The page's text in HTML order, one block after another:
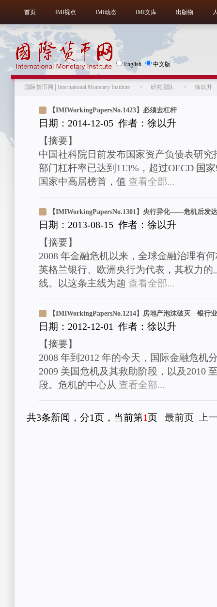
首页 IMI视点 IMI动态 IMI文库 出版物
English 中文版
国际货币网│International Monetary Institute > 研究团队 > 徐以升
【IMIWorkingPapersNo.1423】必须去杠杆
日期：2014-12-05 作者：徐以升
【摘要】
中国社科院日前发布国家资产负债表研
部门杠杆率已达到113%，超过OECD 国
国家中高居榜首，值 查看全部...
【IMIWorkingPapersNo.1301】央行异化——危机后发
日期：2013-08-15 作者：徐以升
【摘要】
2008 年金融危机以来，全球金融治理有
英格兰银行、欧洲央行为代表，其权力
线。以这条主线为题 查看全部...
日期：2012-12-01 作者：徐以升
【摘要】
2008 年到2012 年的今天，国际金融危机
2009 美国危机及其救助阶段，以及2010
段。危机的中心从 查看全部...
共3条新闻，分1页，当前第1页 最前页 上